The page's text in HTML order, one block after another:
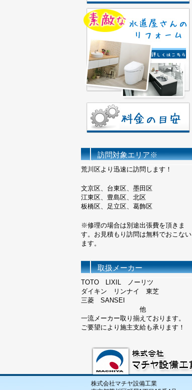
訪問対象エリア※
荒川区より迅速に訪問します！
文京区、台東区、墨田区
江東区、豊島区、北区
板橋区、足立区、葛飾区
※修理の場合は別途出張費を頂きま
す。お見積もり訪問は無料でおこない
ます。
取扱メーカー
TOTO LIXIL ノーリツ
ダイキン リンナイ 東芝
三菱 SANSEI
他
一流メーカー取り揃えております。
ご要望により施主支給も承ります！
株式会社マチヤ設備工業